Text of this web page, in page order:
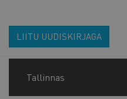
LIITU UUDISKIRJAGA
Tallinnas